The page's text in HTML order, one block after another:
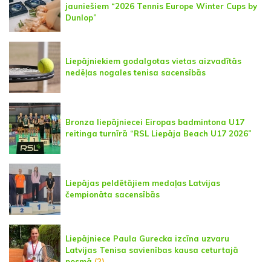
jauniešiem “2026 Tennis Europe Winter Cups by
Dunlop”
Liepājniekiem godalgotas vietas aizvadītās
nedēļas nogales tenisa sacensībās
Bronza liepājniecei Eiropas badmintona U17
reitinga turnīrā “RSL Liepāja Beach U17 2026”
Liepājas peldētājiem medaļas Latvijas
čempionāta sacensībās
Liepājniece Paula Gurecka izcīna uzvaru
Latvijas Tenisa savienības kausa ceturtajā